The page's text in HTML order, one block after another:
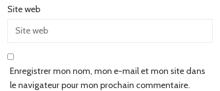
Site web
Enregistrer mon nom, mon e-mail et mon site dans
le navigateur pour mon prochain commentaire.